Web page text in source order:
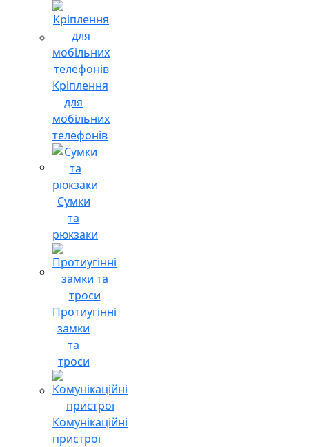
Кріплення
для
мобільних
телефонів
Сумки
та
рюкзаки
Протиугінні
замки
та
троси
Комунікаційні
пристрої